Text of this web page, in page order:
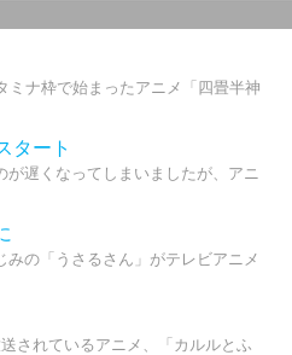
ミナ枠で始まったアニメ「四畳半神
タート
遅くなってしまいましたが、アニ
の「うさるさん」がテレビアニメ
されているアニメ、「カルルとふ